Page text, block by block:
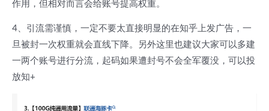
作用，但相对而言会给账号提高权重。
4、引流需谨慎，一定不要太直接明显的在知乎上发广告，一
旦被封一次权重就会直线下降。另外这里也建议大家可以多建
一两个账号进行分流，起码如果遭封号不会全军覆没，可以投
放知+